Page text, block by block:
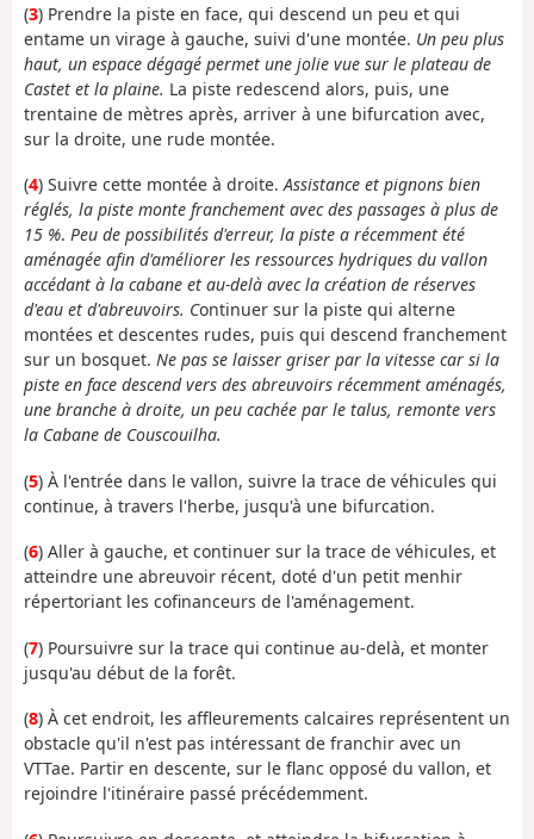
(3) Prendre la piste en face, qui descend un peu et qui
entame un virage à gauche, suivi d'une montée. Un peu plus
haut, un espace dégagé permet une jolie vue sur le plateau de
Castet et la plaine. La piste redescend alors, puis, une
trentaine de mètres après, arriver à une bifurcation avec,
sur la droite, une rude montée.
(4) Suivre cette montée à droite. Assistance et pignons bien
réglés, la piste monte franchement avec des passages à plus de
15 %. Peu de possibilités d'erreur, la piste a récemment été
aménagée afin d'améliorer les ressources hydriques du vallon
accédant à la cabane et au-delà avec la création de réserves
d'eau et d'abreuvoirs. Continuer sur la piste qui alterne
montées et descentes rudes, puis qui descend franchement
sur un bosquet. Ne pas se laisser griser par la vitesse car si la
piste en face descend vers des abreuvoirs récemment aménagés,
une branche à droite, un peu cachée par le talus, remonte vers
la Cabane de Couscouilha.
(5) À l'entrée dans le vallon, suivre la trace de véhicules qui
continue, à travers l'herbe, jusqu'à une bifurcation.
(6) Aller à gauche, et continuer sur la trace de véhicules, et
atteindre une abreuvoir récent, doté d'un petit menhir
répertoriant les cofinanceurs de l'aménagement.
(7) Poursuivre sur la trace qui continue au-delà, et monter
jusqu'au début de la forêt.
(8) À cet endroit, les affleurements calcaires représentent un
obstacle qu'il n'est pas intéressant de franchir avec un
VTTae. Partir en descente, sur le flanc opposé du vallon, et
rejoindre l'itinéraire passé précédemment.